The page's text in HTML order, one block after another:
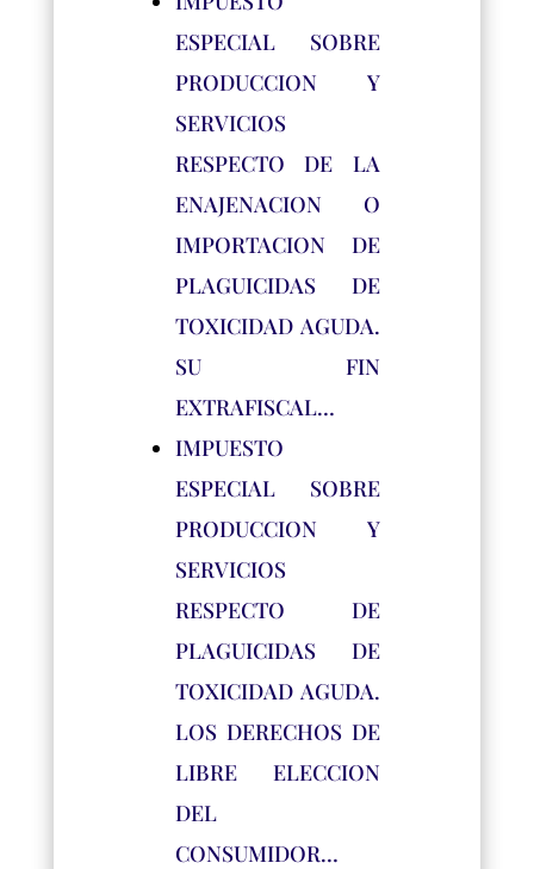
ESPECIAL SOBRE
PRODUCCION Y
SERVICIOS
RESPECTO DE LA
ENAJENACION O
IMPORTACION DE
PLAGUICIDAS DE
TOXICIDAD AGUDA.
SU FIN
EXTRAFISCAL…
IMPUESTO
ESPECIAL SOBRE
PRODUCCION Y
SERVICIOS
RESPECTO DE
PLAGUICIDAS DE
TOXICIDAD AGUDA.
LOS DERECHOS DE
LIBRE ELECCION
DEL
CONSUMIDOR…